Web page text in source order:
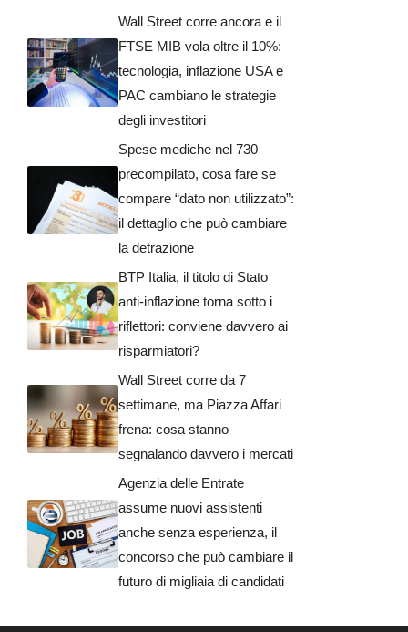
Wall Street corre ancora e il
FTSE MIB vola oltre il 10%:
tecnologia, inflazione USA e
PAC cambiano le strategie
degli investitori
Spese mediche nel 730
precompilato, cosa fare se
compare “dato non utilizzato”:
il dettaglio che può cambiare
la detrazione
BTP Italia, il titolo di Stato
anti-inflazione torna sotto i
riflettori: conviene davvero ai
risparmiatori?
Wall Street corre da 7
settimane, ma Piazza Affari
frena: cosa stanno
segnalando davvero i mercati
Agenzia delle Entrate
assume nuovi assistenti
anche senza esperienza, il
concorso che può cambiare il
futuro di migliaia di candidati